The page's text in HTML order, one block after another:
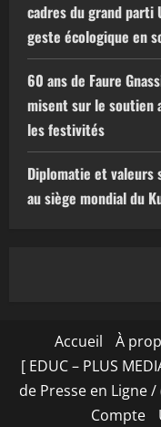
cadres du grand parti
geste écologique en
60 ans de Faure
misent sur le soutien
les festivités
Diplomatie et valeurs
au siège mondial du
Accueil À
[ EDUC – PLUS
de Presse en Ligne /
Compte